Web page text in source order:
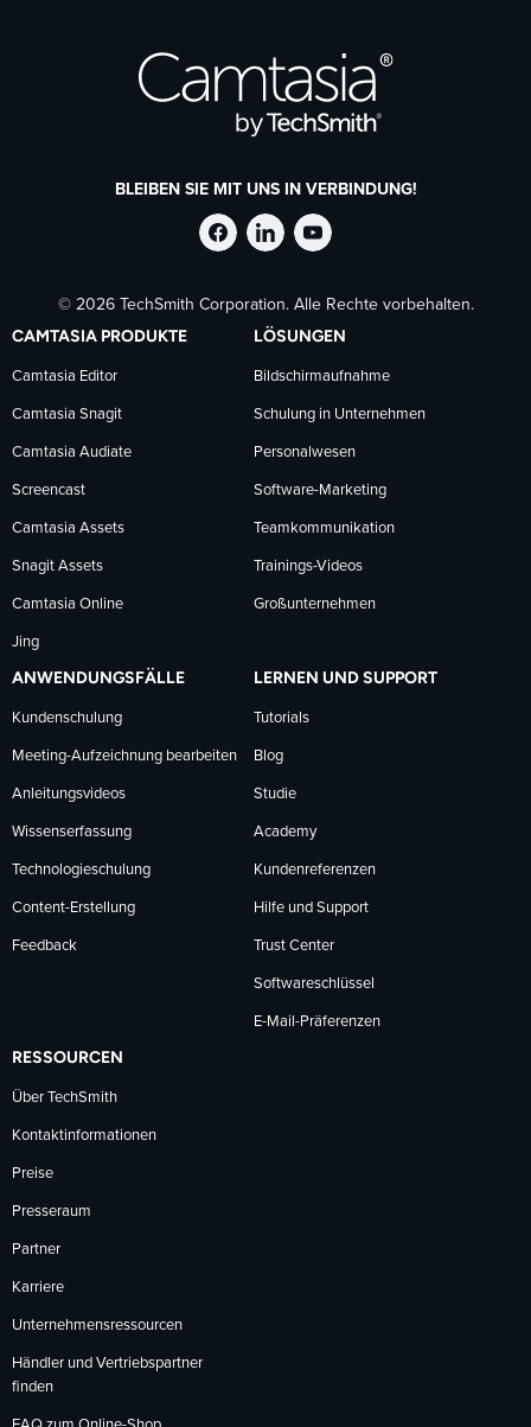
BLEIBEN SIE MIT UNS IN VERBINDUNG!
TechSmith
auf
Facebook
folgen
TechSmith
auf
LinkedIn
folgen
TechSmith
auf
YouTube
folgen
© 2026 TechSmith Corporation. Alle Rechte vorbehalten.
CAMTASIA PRODUKTE
Camtasia Editor
Camtasia Snagit
Camtasia Audiate
Screencast
Camtasia Assets
Snagit Assets
Camtasia Online
Jing
LÖSUNGEN
Bildschirmaufnahme
Schulung in Unternehmen
Personalwesen
Software-Marketing
Teamkommunikation
Trainings-Videos
Großunternehmen
ANWENDUNGSFÄLLE
Kundenschulung
Meeting-Aufzeichnung bearbeiten
Anleitungsvideos
Wissenserfassung
Technologieschulung
Content-Erstellung
Feedback
LERNEN UND SUPPORT
Tutorials
Blog
Studie
Academy
Kundenreferenzen
Hilfe und Support
Trust Center
Softwareschlüssel
E-Mail-Präferenzen
RESSOURCEN
Über TechSmith
Kontaktinformationen
Preise
Presseraum
Partner
Karriere
Unternehmensressourcen
Händler und Vertriebspartner
finden